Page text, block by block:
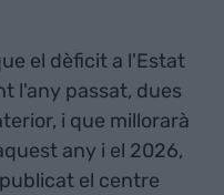
el dèficit a l'Estat
l'any passat, dues
i que millorarà
any i el 2026,
el centre